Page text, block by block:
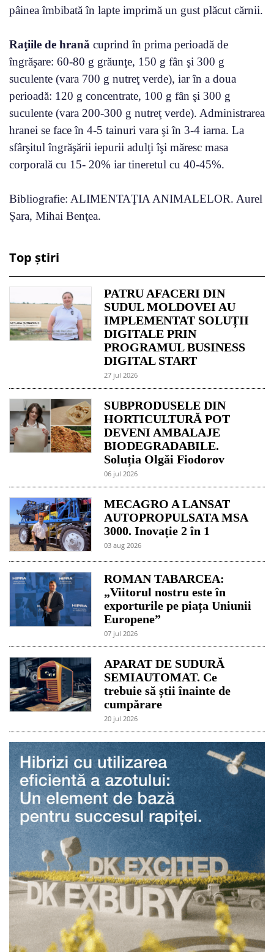
pâinea îmbibată în lapte imprimă un gust plăcut cărnii.
Raţiile de hrană cuprind în prima perioadă de
îngrăşare: 60-80 g grăunţe, 150 g fân şi 300 g
suculente (vara 700 g nutreţ verde), iar în a doua
perioadă: 120 g concentrate, 100 g fân şi 300 g
suculente (vara 200-300 g nutreţ verde). Administrarea
hranei se face în 4-5 tainuri vara şi în 3-4 iarna. La
sfârşitul îngrăşării iepurii adulţi îşi măresc masa
corporală cu 15- 20% iar tineretul cu 40-45%.
Bibliografie: ALIMENTAŢIA ANIMALELOR. Aurel
Şara, Mihai Benţea.
Top știri
PATRU AFACERI DIN
SUDUL MOLDOVEI AU
IMPLEMENTAT SOLUȚII
DIGITALE PRIN
PROGRAMUL BUSINESS
DIGITAL START
27 jul 2026
SUBPRODUSELE DIN
HORTICULTURĂ POT
DEVENI AMBALAJE
BIODEGRADABILE.
Soluția Olgăi Fiodorov
06 jul 2026
MECAGRO A LANSAT
AUTOPROPULSATA MSA
3000. Inovație 2 în 1
03 aug 2026
ROMAN TABARCEA:
„Viitorul nostru este în
exporturile pe piața Uniunii
Europene”
07 jul 2026
APARAT DE SUDURĂ
SEMIAUTOMAT. Ce
trebuie să știi înainte de
cumpărare
20 jul 2026